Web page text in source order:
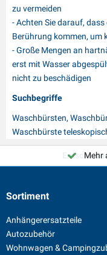
zu vermeiden
- Achten Sie darauf,
Berührung kommen, um
- Große Mengen an
erst mit Wasser
nicht zu beschädigen
Suchbegriffe
Waschbürsten,
Waschbürste
Mehr
Sortiment
Anhängerersatzteile
Autozubehör
Wohnwagen &